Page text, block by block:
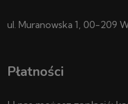
ul. Muranowska 1, 00-209
Płatności